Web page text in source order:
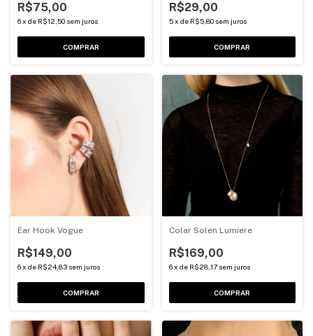
R$75,00
6x de R$12,50 sem juros
COMPRAR
R$29,00
5 x de R$5,80 sem juros
COMPRAR
Ear Hook Vogue
R$149,00
6x de R$24,83 sem juros
COMPRAR
Colar Solen Lumiere
R$169,00
6 x de R$28,17 sem juros
COMPRAR